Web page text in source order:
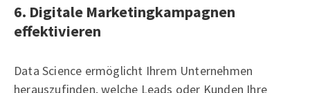
6. Digitale Marketingkampagnen
effektivieren
Data Science ermöglicht Ihrem Unternehmen
herauszufinden, welche Leads oder Kunden Ihre